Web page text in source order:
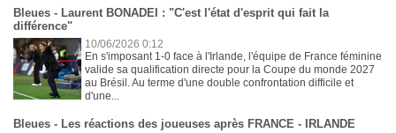
Bleues - Laurent BONADEI : "C'est l'état d'esprit qui fait la
différence"
10/06/2026 0:12
En s'imposant 1-0 face à l'Irlande, l'équipe de France féminine
valide sa qualification directe pour la Coupe du monde 2027
au Brésil. Au terme d'une double confrontation difficile et
d'une...
Bleues - Les réactions des joueuses après FRANCE - IRLANDE